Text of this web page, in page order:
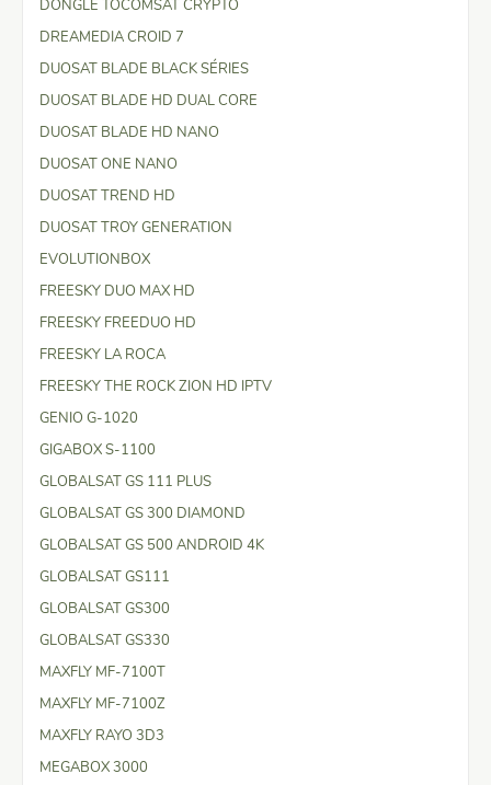
DONGLE TOCOMSAT CRYPTO
DREAMEDIA CROID 7
DUOSAT BLADE BLACK SÉRIES
DUOSAT BLADE HD DUAL CORE
DUOSAT BLADE HD NANO
DUOSAT ONE NANO
DUOSAT TREND HD
DUOSAT TROY GENERATION
EVOLUTIONBOX
FREESKY DUO MAX HD
FREESKY FREEDUO HD
FREESKY LA ROCA
FREESKY THE ROCK ZION HD IPTV
GENIO G-1020
GIGABOX S-1100
GLOBALSAT GS 111 PLUS
GLOBALSAT GS 300 DIAMOND
GLOBALSAT GS 500 ANDROID 4K
GLOBALSAT GS111
GLOBALSAT GS300
GLOBALSAT GS330
MAXFLY MF-7100T
MAXFLY MF-7100Z
MAXFLY RAYO 3D3
MEGABOX 3000